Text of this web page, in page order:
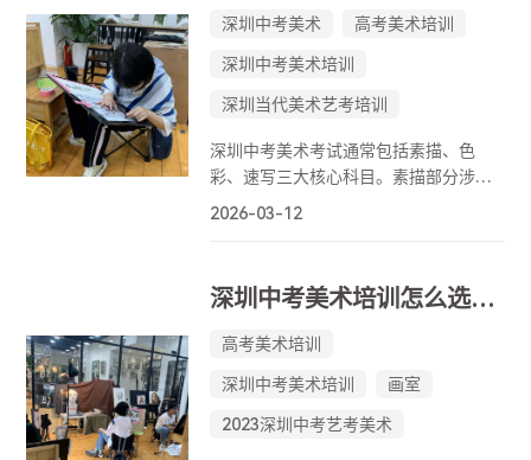
茫，不知如何选择。
深圳中考美术 高考美术培训
深圳中考美术培训
深圳当代美术艺考培训
深圳中考美术考试通常包括素描、色
彩、速写三大核心科目。素描部分涉及
几何形体、静物、石膏头像及真人头像
涵盖人物动态、场景组合及命题创作，
重点考察学生的动态捕捉与故事表达能
基础、创作构图等专项内容。
2026-03-12
深圳中考美术培训怎么选？高性价比画室挑选指南！
高考美术培训
深圳中考美术培训 画室
2023深圳中考艺考美术